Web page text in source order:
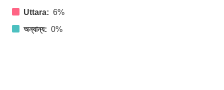
Uttara: 6%
অন্যান্য: 0%